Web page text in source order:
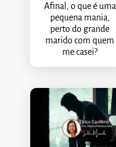
Afinal, o que é uma
pequena mania,
perto do grande
marido com quem
me casei?